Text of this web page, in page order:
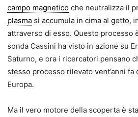
campo magnetico che neutralizza il
plasma si accumula in cima al getto,
attraverso di esso. Questo processo
sonda Cassini ha visto in azione su
Saturno, e ora i ricercatori pensano
stesso processo rilevato vent’anni fa
Europa.
Ma il vero motore della scoperta è